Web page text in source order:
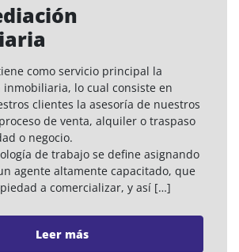
como servicio principal la
lo cual consiste en
clientes la asesoría de nuestros
de venta, alquiler o traspaso
o negocio.
de trabajo se define asignando
agente altamente capacitado, que
a comercializar, y así […]
Leer más